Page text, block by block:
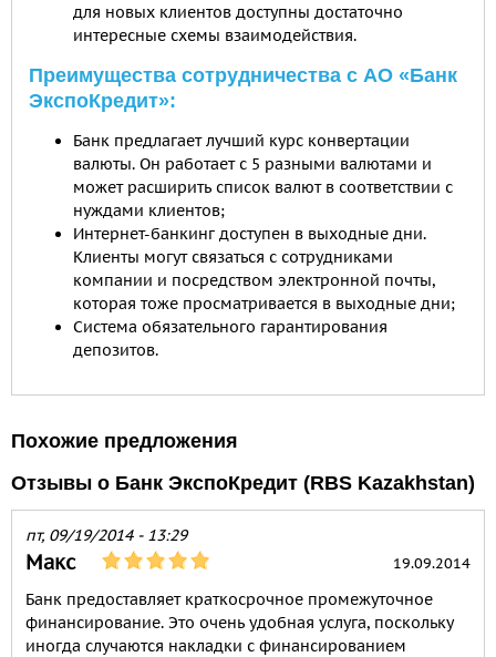
для новых клиентов доступны достаточно
интересные схемы взаимодействия.
Преимущества сотрудничества с АО «Банк
ЭкспоКредит»:
Банк предлагает лучший курс конвертации
валюты. Он работает с 5 разными валютами и
может расширить список валют в соответствии с
нуждами клиентов;
Интернет-банкинг доступен в выходные дни.
Клиенты могут связаться с сотрудниками
компании и посредством электронной почты,
которая тоже просматривается в выходные дни;
Система обязательного гарантирования
депозитов.
Похожие предложения
Отзывы о Банк ЭкспоКредит (RBS Kazakhstan)
пт, 09/19/2014 - 13:29
Макс 19.09.2014
Банк предоставляет краткосрочное промежуточное
финансирование. Это очень удобная услуга, поскольку
иногда случаются накладки с финансированием